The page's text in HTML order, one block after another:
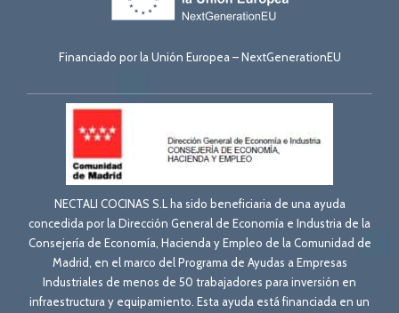
Financiado por la Unión Europea – NextGenerationEU
NECTALI COCINAS S.L ha sido beneficiaria de una ayuda
concedida por la Dirección General de Economía e Industria de la
Consejería de Economía, Hacienda y Empleo de la Comunidad de
Madrid, en el marco del Programa de Ayudas a Empresas
Industriales de menos de 50 trabajadores para inversión en
infraestructura y equipamiento. Esta ayuda está financiada en un